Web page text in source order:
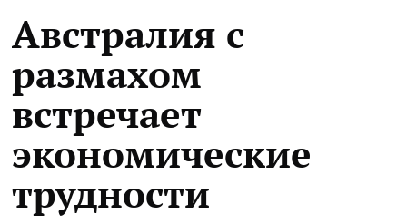
Австралия с
размахом
встречает
экономические
трудности